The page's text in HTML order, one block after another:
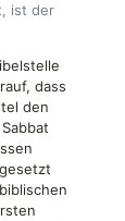
ist der
dass
den